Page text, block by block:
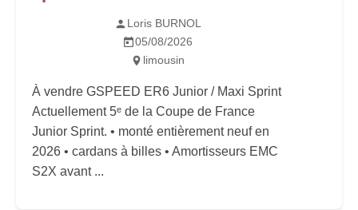
Loris BURNOL
05/08/2026
limousin
À vendre GSPEED ER6 Junior / Maxi Sprint
Actuellement 5ᵉ de la Coupe de France
Junior Sprint. • monté entièrement neuf en
2026 • cardans à billes • Amortisseurs EMC
S2X avant ...